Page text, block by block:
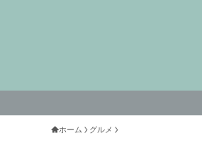
ホーム グルメ